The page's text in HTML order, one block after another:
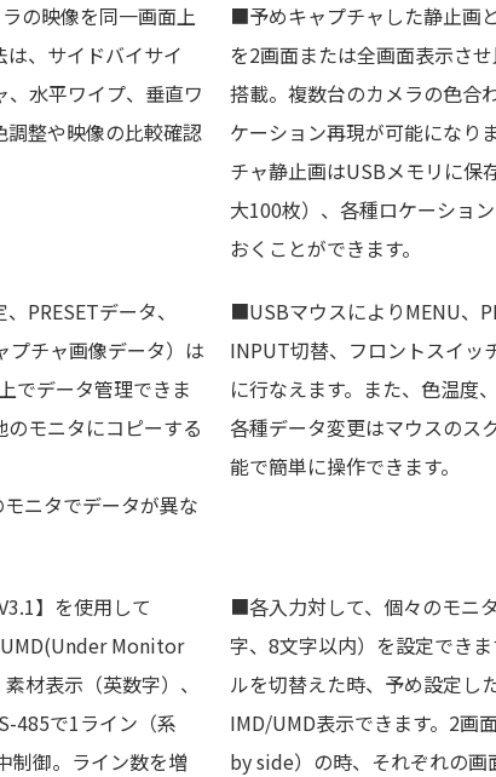
の映像を同一画面上
は、サイドバイサイ
、水平ワイプ、垂直ワ
調整や映像の比較確認
■予めキャプチャした静止画
を2画面または全画面表示さ
搭載。複数台のカメラの色合
ケーション再現が可能になり
チャ静止画はUSBメモリに保
大100枚）、各種ロケーショ
おくことができます。
PRESETデータ、
プチャ画像データ）は
でデータ管理できま
モニタにコピーする
ニタでデータが異な
■USBマウスによりMENU、
INPUT切替、フロントスイッ
に行なえます。また、色温度
各種データ変更はマウスのス
能で簡単に操作できます。
】を使用して
Monitor
材表示（英数字）、
485で1ライン（系
制御。ライン数を増
■各入力対して、個々のモニ
字、8文字以内）を設定でき
ルを切替えた時、予め設定し
IMD/UMD表示できます。2画
by side）の時、それぞれの画